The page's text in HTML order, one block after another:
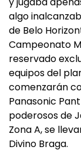
algo
de Belo
Campeonato
reservado
equipos del
comenzarán
Panasonic
poderosos de
Zona A, se
Divino Braga.